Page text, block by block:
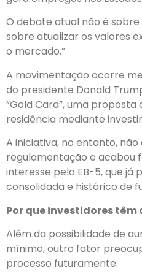
O debate atual não é
sobre atualizar os valores
o mercado.”
A movimentação ocorre
do presidente Donald
“Gold Card”, uma
residência mediante
A iniciativa, no entanto,
regulamentação e acabou
interesse pelo EB-5, que já
consolidada e histórico de
Por que investidores
Além da possibilidade de
mínimo, outro fator
processo futuramente.